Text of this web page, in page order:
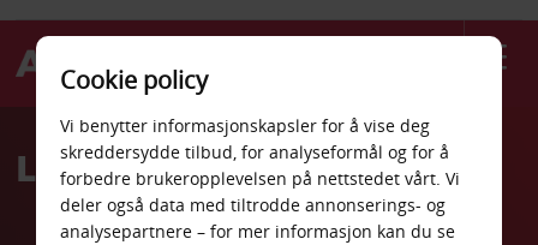
Welcome
AvisLeiebil Club Mouv
Cookie policy
Vi benytter informasjonskapsler for å vise deg
skreddersydde tilbud, for analyseformål og for å
forbedre brukeropplevelsen på nettstedet vårt. Vi
deler også data med tiltrodde annonserings- og
analysepartnere – for mer informasjon kan du se